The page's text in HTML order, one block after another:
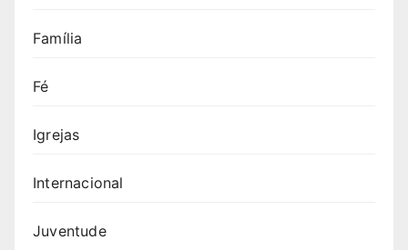
Família
Fé
Igrejas
Internacional
Juventude